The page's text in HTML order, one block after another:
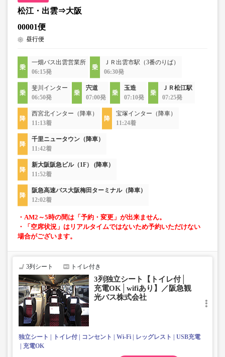
松江・出雲⇒大阪
00001便
昼行便
一畑バス出雲営業所
06:15発
ＪＲ出雲市駅（3番のりば）
06:30発
斐川インター
06:50発
宍道
07:00発
玉造
07:10発
ＪＲ松江駅
07:25発
西宮北インター（降車）
11:13着
宝塚インター（降車）
11:24着
千里ニュータウン（降車）
11:42着
新大阪阪急ビル（1F） (降車）
11:52着
阪急高速バス大阪梅田ターミナル（降車）
12:02着
・AM2～5時の間は「予約・変更」が出来ません。
・「空席状況」はリアルタイムではないため予約いただけない
場合がございます。
3列シート トイレ付き
3列独立シート【トイレ付│
充電OK│wifiあり】／阪急観
光バス株式会社
独立シート トイレ付 コンセント Wi-Fi レッグレスト
USB充電
充電OK